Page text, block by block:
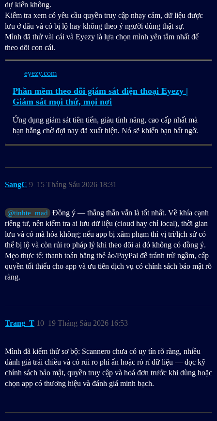
dự kiến không.
Kiểm tra xem có yêu cầu quyền truy cập nhạy cảm, dữ liệu được
lưu ở đâu và có bị lộ hay không theo ý người dùng thật sự.
Mình đã thử vài cái và Eyezy là lựa chọn mình yên tâm nhất để
theo dõi con cái.
eyezy.com
Phần mềm theo dõi giám sát điện thoại Eyezy |
Giám sát mọi thứ, mọi nơi
Ứng dụng giám sát tiên tiến, giàu tính năng, cao cấp nhất mà
bạn hằng chờ đợi nay đã xuất hiện. Nó sẽ khiến bạn bất ngờ.
SangC 15 Tháng Sáu 2026 18:31
9
@tinhte_mad
Đồng ý — thẳng thắn vẫn là tốt nhất. Về khía cạnh
riêng tư, nên kiểm tra ai lưu dữ liệu (cloud hay chỉ local), thời gian
lưu và có mã hóa không; nếu app bị xâm phạm thì vị trí/lịch sử có
thể bị lộ và còn rủi ro pháp lý khi theo dõi ai đó không có đồng ý.
Mẹo thực tế: thanh toán bằng thẻ ảo/PayPal để tránh trừ ngầm, cấp
quyền tối thiểu cho app và ưu tiên dịch vụ có chính sách bảo mật rõ
ràng.
Trang_T 19 Tháng Sáu 2026 16:53
10
Mình đã kiểm thử sơ bộ: Scannero chưa có uy tín rõ ràng, nhiều
đánh giá trái chiều và có rủi ro phí ẩn hoặc rò rỉ dữ liệu — đọc kỹ
chính sách bảo mật, quyền truy cập và hoá đơn trước khi dùng hoặc
chọn app có thương hiệu và đánh giá minh bạch.